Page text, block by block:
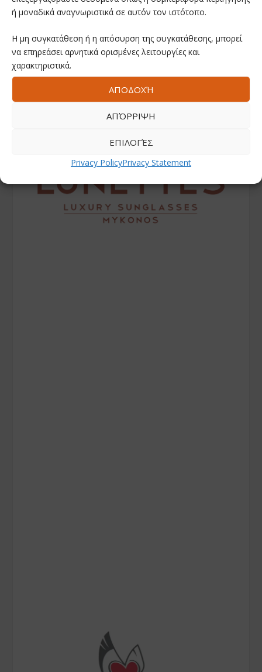
ή μοναδικά αναγνωριστικά σε αυτόν τον ιστότοπο.
Η μη συγκατάθεση ή η απόσυρση της συγκατάθεσης, μπορεί
να επηρεάσει αρνητικά ορισμένες λειτουργίες και
χαρακτηριστικά.
ΑΠΟΔΟΧΉ
ΑΠΌΡΡΙΨΗ
ΕΠΙΛΟΓΈΣ
Privacy PolicyPrivacy Statement